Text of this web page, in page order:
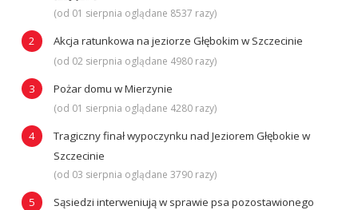
(od 01 sierpnia oglądane 8537 razy)
Akcja ratunkowa na jeziorze Głębokim w Szczecinie
(od 02 sierpnia oglądane 4980 razy)
Pożar domu w Mierzynie
(od 01 sierpnia oglądane 4280 razy)
Tragiczny finał wypoczynku nad Jeziorem Głębokie w
Szczecinie
(od 03 sierpnia oglądane 3790 razy)
Sąsiedzi interweniują w sprawie psa pozostawionego